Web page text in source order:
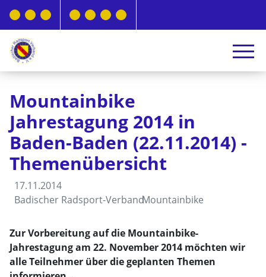
Mountainbike
Jahrestagung 2014 in
Baden-Baden (22.11.2014) -
Themenübersicht
17.11.2014
Badischer Radsport-VerbandMountainbike
Zur Vorbereitung auf die Mountainbike-
Jahrestagung am 22. November 2014 möchten wir
alle Teilnehmer über die geplanten Themen